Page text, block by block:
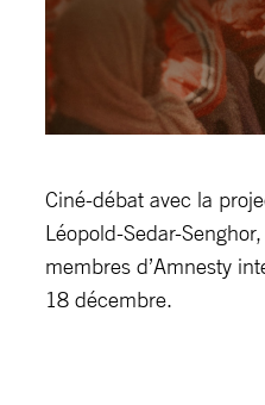
Ciné-débat avec la
Léopold-Sedar-
membres d’Amnesty
18 décembre.